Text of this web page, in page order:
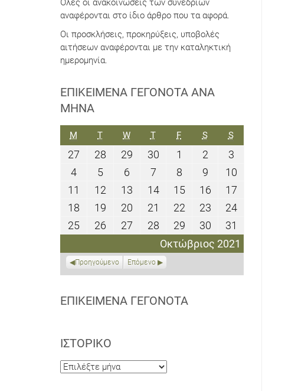
Όλες οι ανακοινώσεις των συνεδρίων
αναφέρονται στο ίδιο άρθρο που τα αφορά.
Οι προσκλήσεις, προκηρύξεις, υποβολές
αιτήσεων αναφέρονται με την καταληκτική
ημερομηνία.
ΕΠΙΚΕΊΜΕΝΑ ΓΕΓΟΝΌΤΑ ΑΝΆ
ΜΉΝΑ
Οκτώβριος 2021
M ΔΕΥΤΈΡΑ
TΤΡΊΤΗWΤΕΤΆΡΤΗ
TΠΈΜΠΤΗ
FΠΑΡΑΣΚΕΥΉ
SΣΆΒΒΑΤΟ
SΚΥΡΙΑΚΉ
27
Σεπτεμβρίου
2021
28
Σεπτεμβρίου
2021
29
Σεπτεμβρίου
2021
3030
Σεπτεμβρίου
2021
1
Οκτωβρίου
2021
22
Οκτωβρίου
2021
33
Οκτωβρίου
2021
44
Οκτωβρίου
2021
55
Οκτωβρίου
2021
6
Οκτωβρίου
2021
77
Οκτωβρίου
2021
88
Οκτωβρίου
2021
99
Οκτωβρίου
2021
1010
Οκτωβρίου
11
Οκτωβρίου
2021
12
Οκτωβρίου
2021
13
Οκτωβρίου
2021
1414
Οκτωβρίου
2021
1515
Οκτωβρίου
2021
1616
Οκτωβρίου
2021
1717
18
Οκτωβρίου
2021
19
Οκτωβρίου
2021
20
Οκτωβρίου
2021
21
Οκτωβρίου
2021
2222
Οκτωβρίου
2021
2323
Οκτωβρίου
2021
2424
2021
2525
Οκτωβρίου
26
Οκτωβρίου
27
Οκτωβρίου
2828
Οκτωβρίου
2021
2929
Οκτωβρίου
2021
3030
Οκτωβρίου
2021
31
Οκτωβρίου
2021
Προηγούμενο Επόμενο
ΕΠΙΚΕΊΜΕΝΑ ΓΕΓΟΝΌΤΑ
ΙΣΤΟΡΙΚΌ
Ιστορικό